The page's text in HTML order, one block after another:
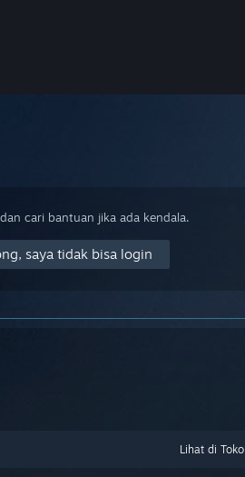
cari bantuan jika ada kendala.
saya tidak bisa login
Lihat di Toko